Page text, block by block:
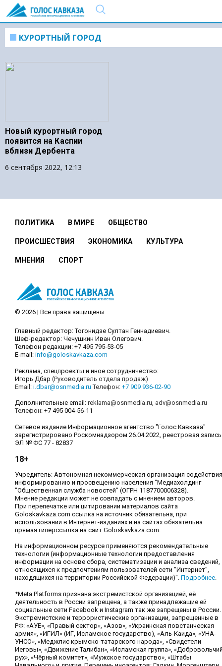
КУРОРТНЫЙ ГОРОД
Новый курортный город
появится на Каспии
вблизи Дербента
6 сентября 2022, 12:13
ПОЛИТИКА В МИРЕ ОБЩЕСТВО
ПРОИСШЕСТВИЯ ЭКОНОМИКА КУЛЬТУРА
МНЕНИЯ СПОРТ
© 2026 | Все права защищены
Главный редактор: Тогонидзе Султан Геннадиевич.
Шеф-редактор: Чечушкин Иван Олегович.
Телефон редакции: +7 495 795-53-05
E-mail: info@goloskavkaza.com
Реклама, спецпроекты и иное сотрудничество:
Игорь Дбар (Руководитель отдела продаж)
Email: i.dbar@osnmedia.ru Телефон: +7 909 936-02-90
Дополнительные email: reklama@osnmedia.ru, adv@osnmedia.ru
Телефон: +7 495 004-56-11
Сетевое издание Информационное агентство "Голос Кавказа"
зарегистрировано Роскомнадзором 26.04.2022, реестровая запись
ЭЛ № ФС 77 - 82837
18+
Учредитель: Автономная некоммерческая организация содействия
информированию и просвещению населения "Медиахолдинг
"Общественная служба новостей" (ОГРН 1187700006328).
Мнение редакции может не совпадать с мнением авторов.
При перепечатке или цитировании материалов сайта
Goloskavkaza.com ссылка на источник обязательна, при
использовании в Интернет-изданиях и на сайтах обязательна
прямая гиперссылка на сайт Goloskavkaza.com.
На информационном ресурсе применяются рекомендательные
технологии (информационные технологии предоставления
информации на основе сбора, систематизации и анализа сведений,
относящихся к предпочтениям пользователей сети "Интернет",
находящихся на территории Российской Федерации)". Подробнее.
*Meta Platforms признана экстремистской организацией, её
деятельность в России запрещена, а также принадлежащие ей
социальные сети Facebook и Instagram так же запрещены в России.
Экстремистские и террористические организации, запрещенные в
РФ: «АУЕ», «Правый сектор», «Азов», «Украинская повстанческая
армия», «ИГИЛ» (ИГ, Исламское государство), «Аль-Каида», «УНА-
УНСО», «Меджлис крымско-татарского народа», «Свидетели
Иеговы», «Движение Талибан», «Исламская группа»,
рух», «Чёрный комитет», «Мужское государство», «Штабы